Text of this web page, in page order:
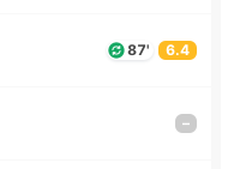
87' 6.4
–